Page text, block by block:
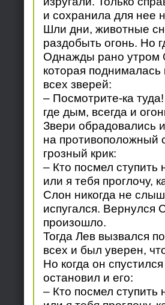
и сохранила для нее
Шли дни, животные
раздобыть огонь. Но
Однажды рано утром
которая
всех зверей:
– Посмотрите-ка
где дым, всегда и
Звери обрадовались
на противоположный
грозный крик:
– Кто посмел ступить
или я тебя проглочу,
Слон никогда не
испугался. Вернулся
произошло.
Тогда Лев вызвался
всех и был уверен,
Но когда он
остановил и его:
– Кто посмел ступить